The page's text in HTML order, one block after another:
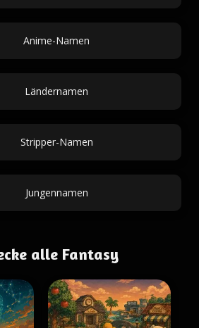
Anime-Namen
Ländernamen
Stripper-Namen
Jungennamen
alle Fantasy